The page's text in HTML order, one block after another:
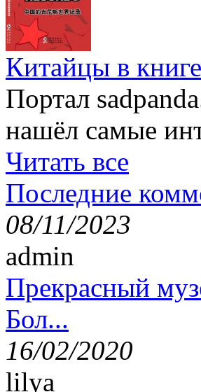
Китайцы в
Портал
нашёл самые
Читать все
Последние
08/11/2023
admin
Прекрасный
Бол...
16/02/2020
lilya